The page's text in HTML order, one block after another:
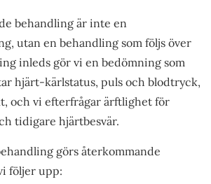
behandling är inte en
utan en behandling som följs över
inleds gör vi en bedömning som
hjärt-kärlstatus, puls och blodtryck,
och vi efterfrågar ärftlighet för
tidigare hjärtbesvär.
görs återkommande
följer upp: